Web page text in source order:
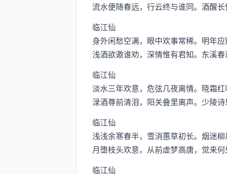
流水便随春远，行云终与谁同。酒醒
临江仙
身外闲愁空满，眼中欢事常稀。明年
浅酒欲邀谁劝，深情惟有君知。东溪
临江仙
淡水三年欢意，危弦几夜离情。晓霜
渌酒尊前清泪，阳关叠里离声。少陵
临江仙
浅浅余寒春半，雪消蕙草初长。烟迷
月堕枝头欢意，从前虚梦高唐，觉来
临江仙